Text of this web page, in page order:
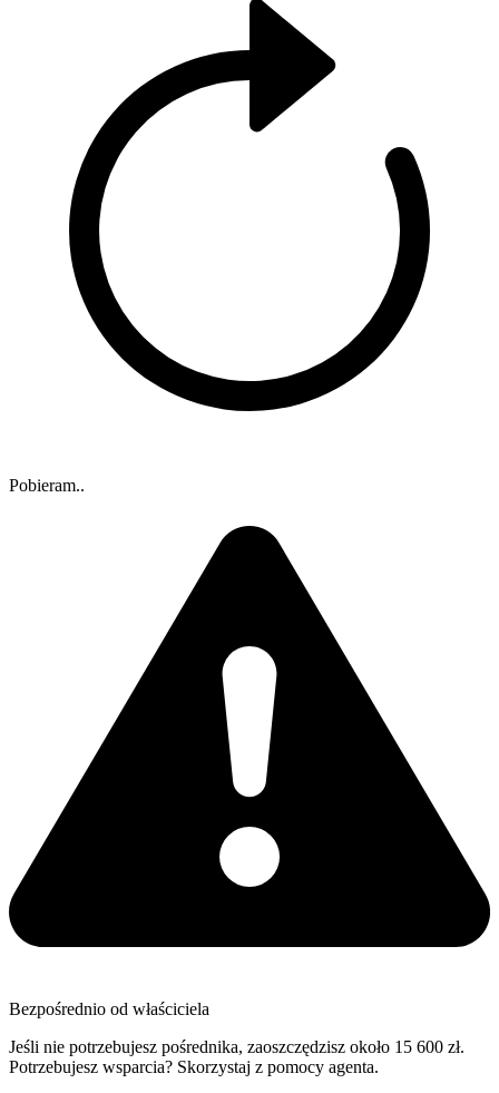
Pobieram..
Bezpośrednio od właściciela
Jeśli nie potrzebujesz pośrednika, zaoszczędzisz około 15 600 zł.
Potrzebujesz wsparcia? Skorzystaj z pomocy agenta.